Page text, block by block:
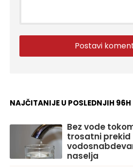
NAJČITANIJE U POSLEDNJIH 96H
Bez vode
trosatni prekid
naselja